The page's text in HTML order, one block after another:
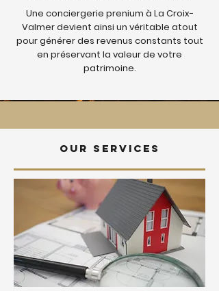
Une conciergerie prenium à La Croix-
Valmer devient ainsi un véritable atout
pour générer des revenus constants tout
en préservant la valeur de votre
patrimoine.
Our services